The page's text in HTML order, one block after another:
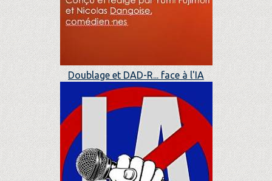
Doublage et DAD-R... face à l'IA